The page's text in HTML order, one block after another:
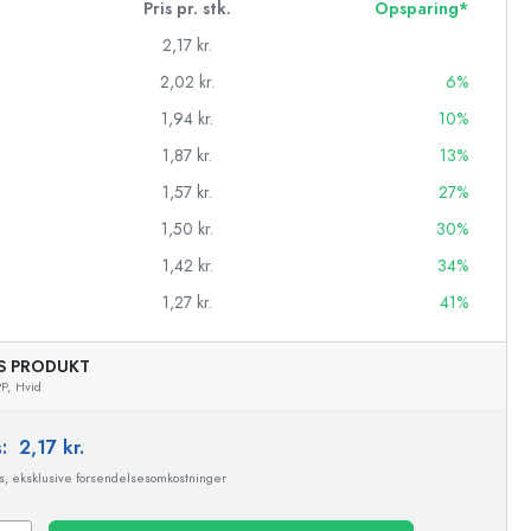
Pris pr. stk.
Opsparing*
2,17 kr.
2,02 kr.
6%
1,94 kr.
10%
1,87 kr.
13%
1,57 kr.
27%
1,50 kr.
30%
1,42 kr.
34%
1,27 kr. 41%
PRODUKT
Hvid
2,17 kr.
eksklusive forsendelsesomkostninger